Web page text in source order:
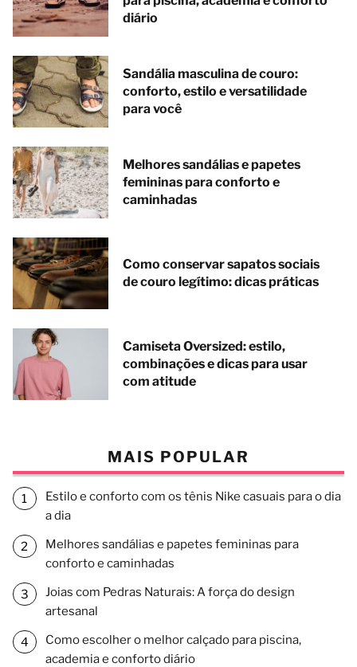
diário
Sandália masculina de couro:
conforto, estilo e versatilidade
para você
Melhores sandálias e papetes
femininas para conforto e
caminhadas
Como conservar sapatos sociais
de couro legítimo: dicas práticas
Camiseta Oversized: estilo,
combinações e dicas para usar
com atitude
MAIS POPULAR
Estilo e conforto com os tênis Nike casuais para o dia
a dia
Melhores sandálias e papetes femininas para
conforto e caminhadas
Joias com Pedras Naturais: A força do design
artesanal
Como escolher o melhor calçado para piscina,
academia e conforto diário